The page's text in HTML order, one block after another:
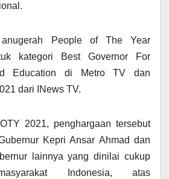
anugerah People of The Year
kategori Best Governor For
Education di Metro TV dan
dari INews TV.
2021, penghargaan tersebut
Kepri Ansar Ahmad dan
lainnya yang dinilai cukup
Indonesia, atas